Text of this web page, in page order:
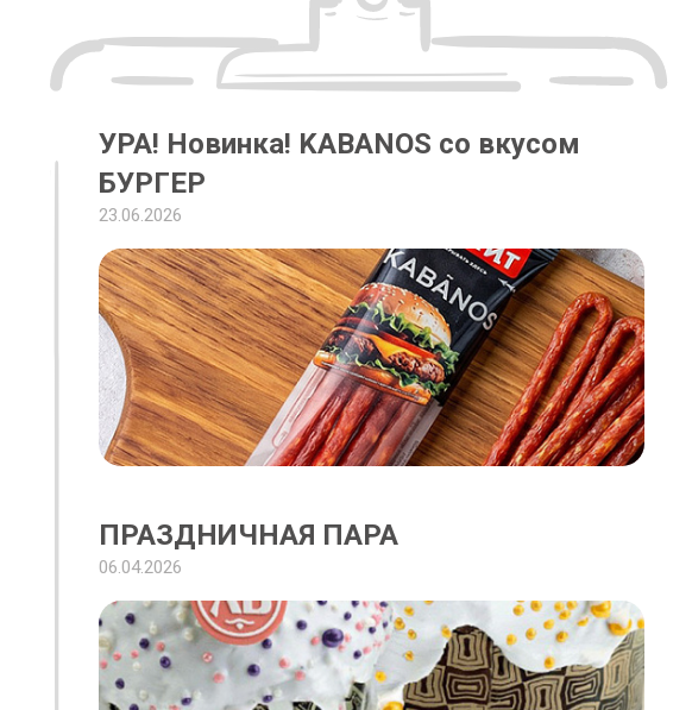
УРА! Новинка! KABANOS со вкусом
БУРГЕР
23.06.2026
ПРАЗДНИЧНАЯ ПАРА
06.04.2026